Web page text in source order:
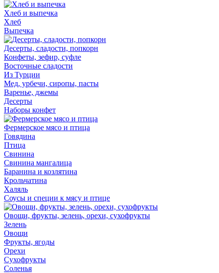
Хлеб и выпечка
Хлеб
Выпечка
Десерты, сладости, попкорн
Конфеты, зефир, суфле
Восточные сладости
Из Турции
Мед, урбечи, сиропы, пасты
Варенье, джемы
Десерты
Наборы конфет
Фермерское мясо и птица
Говядина
Птица
Свинина
Свинина мангалица
Баранина и козлятина
Крольчатина
Халяль
Соусы и специи к мясу и птице
Овощи, фрукты, зелень, орехи, сухофрукты
Зелень
Овощи
Фрукты, ягоды
Орехи
Сухофрукты
Соленья